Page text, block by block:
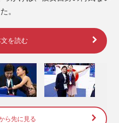
。
を読む
ら先に見る